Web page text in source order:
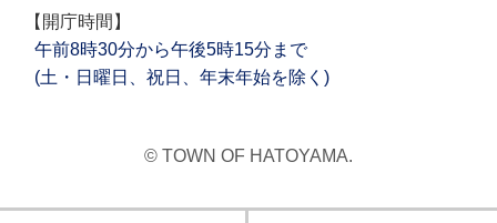
【開庁時間】
午前8時30分から午後5時15分まで
(土・日曜日、祝日、年末年始を除く)
© TOWN OF HATOYAMA.